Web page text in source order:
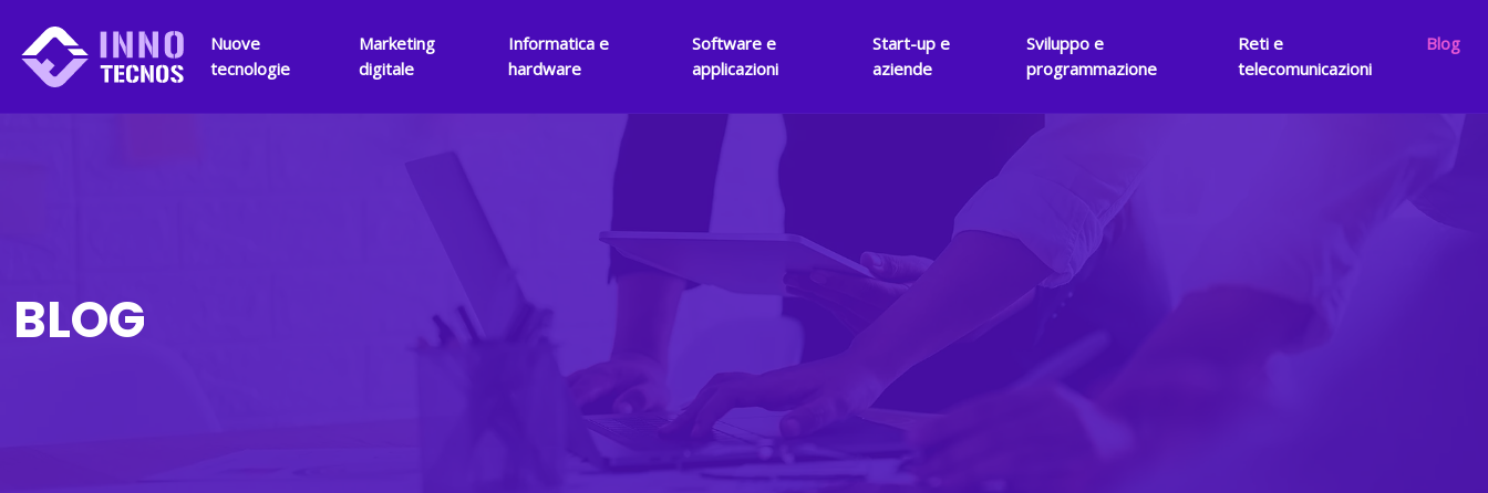
Nuove
tecnologie
Marketing
digitale
Informatica e
hardware
Software e
applicazioni
Start-up e
aziende
Sviluppo e
programmazione
Reti e
telecomunicazioni
Blog
BLOG